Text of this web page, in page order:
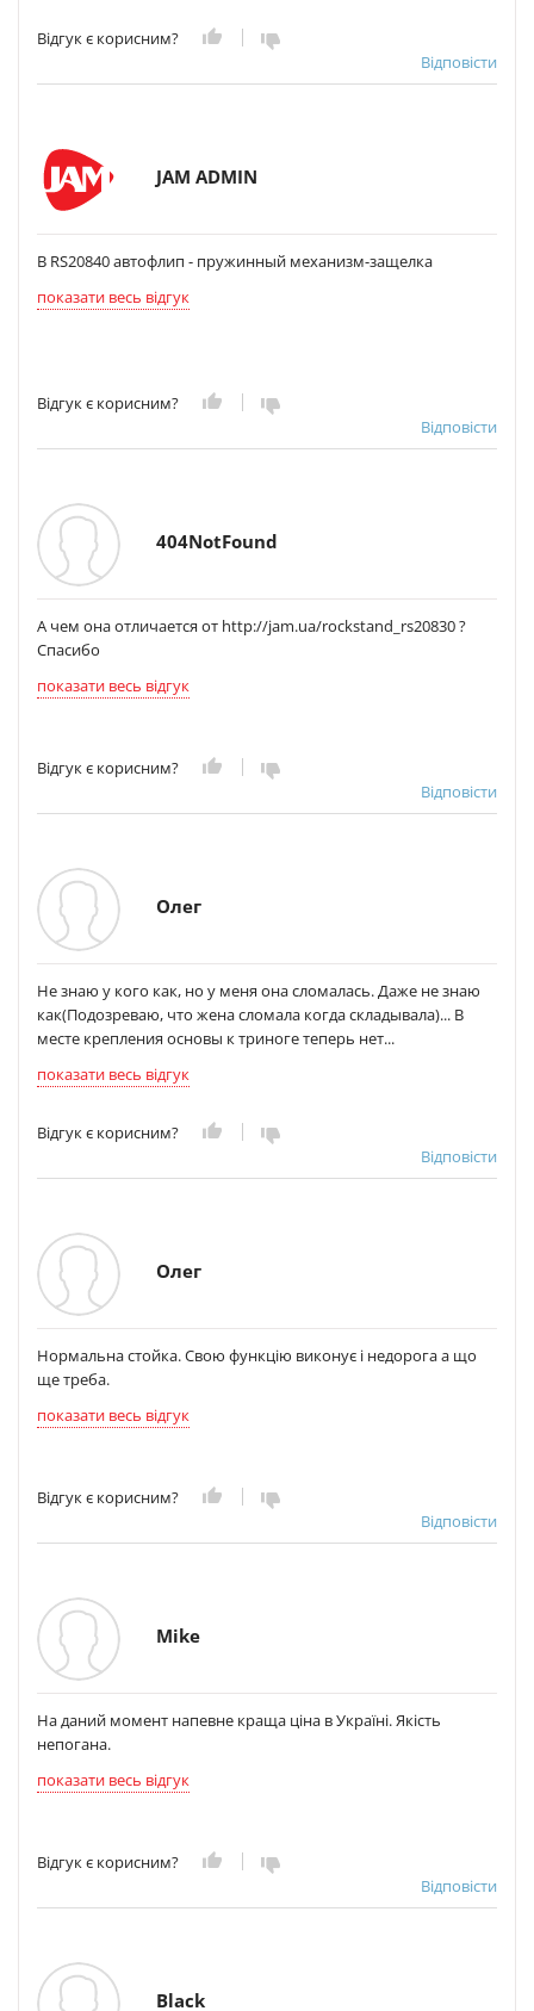
Відгук є корисним?
Відповісти
JAM ADMIN
В RS20840 автофлип - пружинный механизм-защелка
показати весь відгук
Відгук є корисним?
Відповісти
404NotFound
А чем она отличается от http://jam.ua/rockstand_rs20830 ?
Спасибо
показати весь відгук
Відгук є корисним?
Відповісти
Олег
Не знаю у кого как, но у меня она сломалась. Даже не знаю
как(Подозреваю, что жена сломала когда складывала)... В
месте крепления основы к триноге теперь нет...
показати весь відгук
Відгук є корисним?
Відповісти
Олег
Нормальна стойка. Свою функцію виконує і недорога а що
ще треба.
показати весь відгук
Відгук є корисним?
Відповісти
Mike
На даний момент напевне краща ціна в Україні. Якість
непогана.
показати весь відгук
Відгук є корисним?
Відповісти
Black